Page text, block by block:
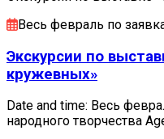
Весь февраль по
Экскурсии по
кружевных»
Date and time: Весь
народного творчества